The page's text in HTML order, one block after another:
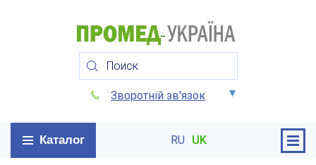
Зворотній зв'язок
Каталог RU UK